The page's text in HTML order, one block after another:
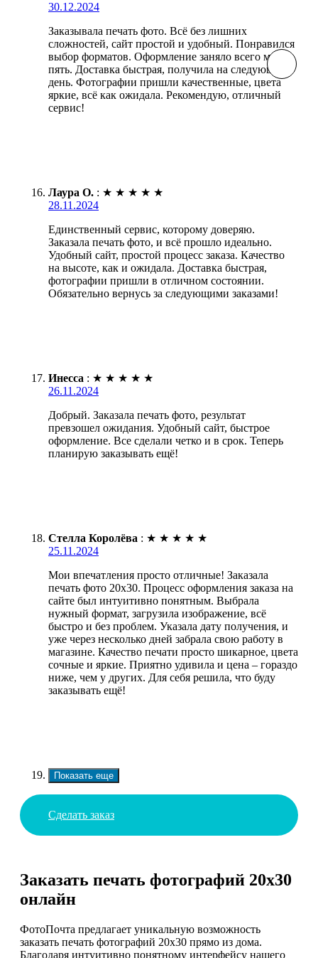
30.12.2024
Заказывала печать фото. Всё без лишних
сложностей, сайт простой и удобный. Понравился
выбор форматов. Оформление заняло всего минут
пять. Доставка быстрая, получила на следующий
день. Фотографии пришли качественные, цвета
яркие, всё как ожидала. Рекомендую, отличный
сервис!
Лаура О. : ★ ★ ★ ★ ★
28.11.2024
Единственный сервис, которому доверяю.
Заказала печать фото, и всё прошло идеально.
Удобный сайт, простой процесс заказа. Качество
на высоте, как и ожидала. Доставка быстрая,
фотографии пришли в отличном состоянии.
Обязательно вернусь за следующими заказами!
Инесса : ★ ★ ★ ★ ★
26.11.2024
Добрый. Заказала печать фото, результат
превзошел ожидания. Удобный сайт, быстрое
оформление. Все сделали четко и в срок. Теперь
планирую заказывать ещё!
Стелла Королёва : ★ ★ ★ ★ ★
25.11.2024
Мои впечатления просто отличные! Заказала
печать фото 20х30. Процесс оформления заказа на
сайте был интуитивно понятным. Выбрала
нужный формат, загрузила изображение, всё
быстро и без проблем. Указала дату получения, и
уже через несколько дней забрала свою работу в
магазине. Качество печати просто шикарное, цвета
сочные и яркие. Приятно удивила и цена – гораздо
ниже, чем у других. Для себя решила, что буду
заказывать ещё!
Показать еще
Сделать заказ
Заказать печать фотографий 20х30
онлайн
ФотоПочта предлагает уникальную возможность
заказать печать фотографий 20х30 прямо из дома.
Благодаря интуитивно понятному интерфейсу нашего